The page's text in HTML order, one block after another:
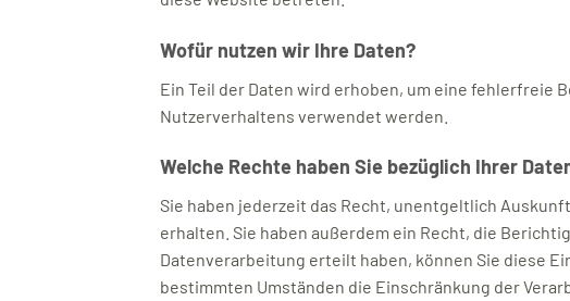
Wofür nutzen wir Ihre Daten?
Ein Teil der Daten wird erhoben, um eine fehlerfreie
Nutzerverhaltens verwendet werden.
Welche Rechte haben Sie bezüglich Ihrer
Sie haben jederzeit das Recht, unentgeltlich
erhalten. Sie haben außerdem ein Recht, die
Datenverarbeitung erteilt haben, können Sie diese
bestimmten Umständen die Einschränkung der